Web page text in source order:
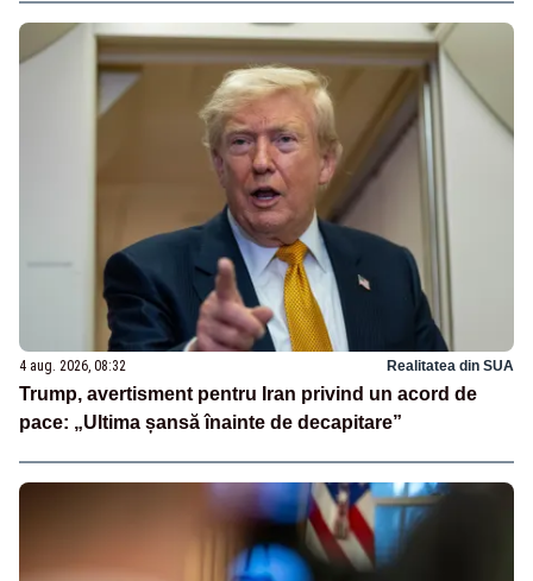
4 aug. 2026, 08:32 Realitatea din SUA
Trump, avertisment pentru Iran privind un acord de
pace: „Ultima șansă înainte de decapitare”